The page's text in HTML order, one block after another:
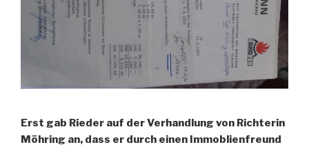
Erst gab Rieder auf der Verhandlung von Richterin
Möhring an, dass er durch einen Immoblienfreund